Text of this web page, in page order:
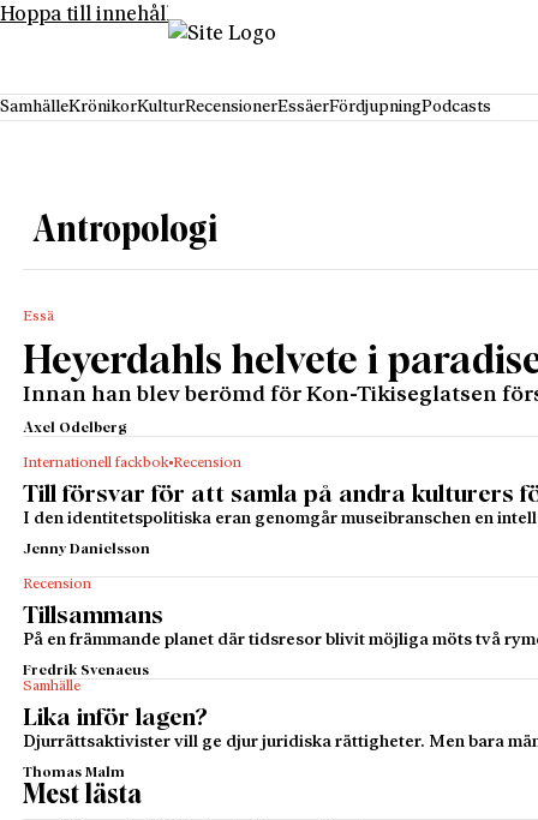
Hoppa till innehåll
SamhälleKrönikorKulturRecensionerEssäerFördjupningPodcasts
Antropologi
Essä
Heyerdahls helvete i
Innan han blev berömd för Kon-Tikiseglatsen
Axel Odelberg
Internationell fackbok Recension
Till försvar för att samla på andra kulturers
I den identitetspolitiska eran genomgår museibranschen en
Jenny Danielsson
Recension
Tillsammans
På en främmande planet där tids­resor blivit möjliga möts två
Fredrik Svenaeus
Samhälle
Lika inför lagen?
Djurrättsaktivister vill ge djur juridiska rättigheter. Men bara
Thomas Malm
Mest lästa